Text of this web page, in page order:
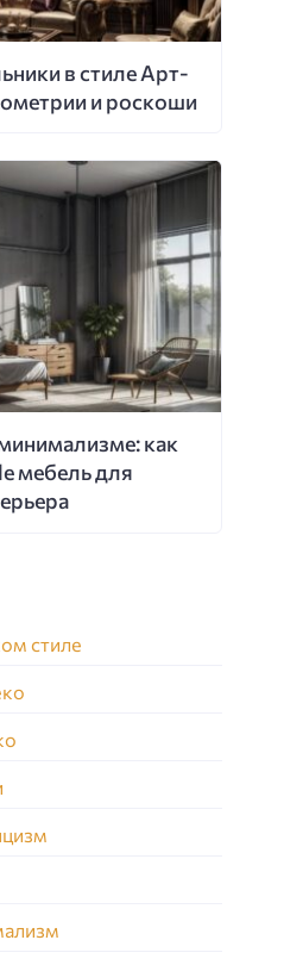
в стиле Арт-
и роскоши
как
мебель для
стиле